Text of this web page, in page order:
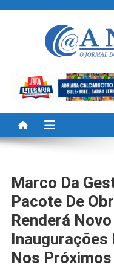
A Noticia
Marco Da
Pacote De
Renderá
Inaugurações
Nos Próximos